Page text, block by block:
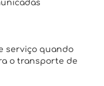
serviço quando
o transporte de